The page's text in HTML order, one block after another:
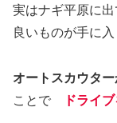
実はナギ平原に
良いものが手に
オートスカウタ
ことで
ドライ